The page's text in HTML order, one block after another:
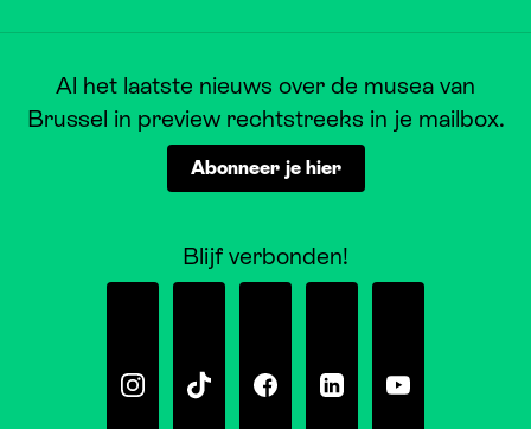
Al het laatste nieuws over de musea van
Brussel in preview rechtstreeks in je mailbox.
Abonneer je hier
Blijf verbonden!
InstagramTiktok FacebookLinkedinYoutube